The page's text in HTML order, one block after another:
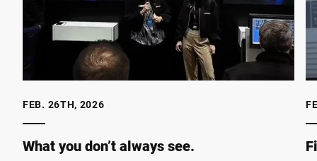
FEB. 26TH, 2026
What you don’t always see.